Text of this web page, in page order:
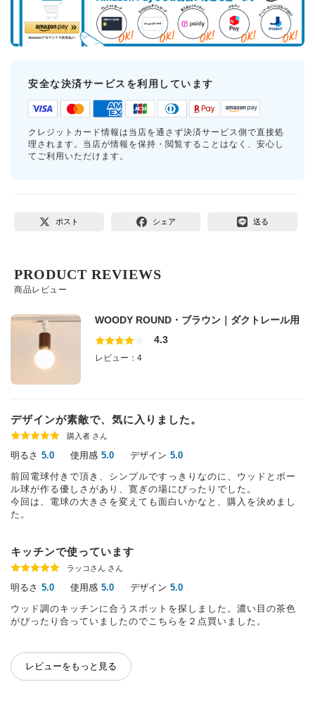
安全な決済サービスを利用しています
クレジットカード情報は当店を通さず決済サービス側で直接処
理されます。当店が情報を保持・閲覧することはなく、安心し
てご利用いただけます。
ポスト シェア 送る
商品レビュー
PRODUCT REVIEWS
WOODY ROUND・ブラウン｜ダクトレール用
4.3
レビュー：4
デザインが素敵で、気に入りました。
購入者 さん
明るさ 5.0 使用感 5.0 デザイン 5.0
前回電球付きで頂き、シンプルですっきりなのに、ウッドとボー
ル球が作る優しさがあり、寛ぎの場にびったりでした。
今回は、電球の大きさを変えても面白いかなと、購入を決めまし
た。
キッチンで使っています
ラッコさん さん
明るさ 5.0 使用感 5.0 デザイン 5.0
ウッド調のキッチンに合うスポットを探しました。濃い目の茶色
がぴったり合っていましたのでこちらを２点買いました。
レビューをもっと見る